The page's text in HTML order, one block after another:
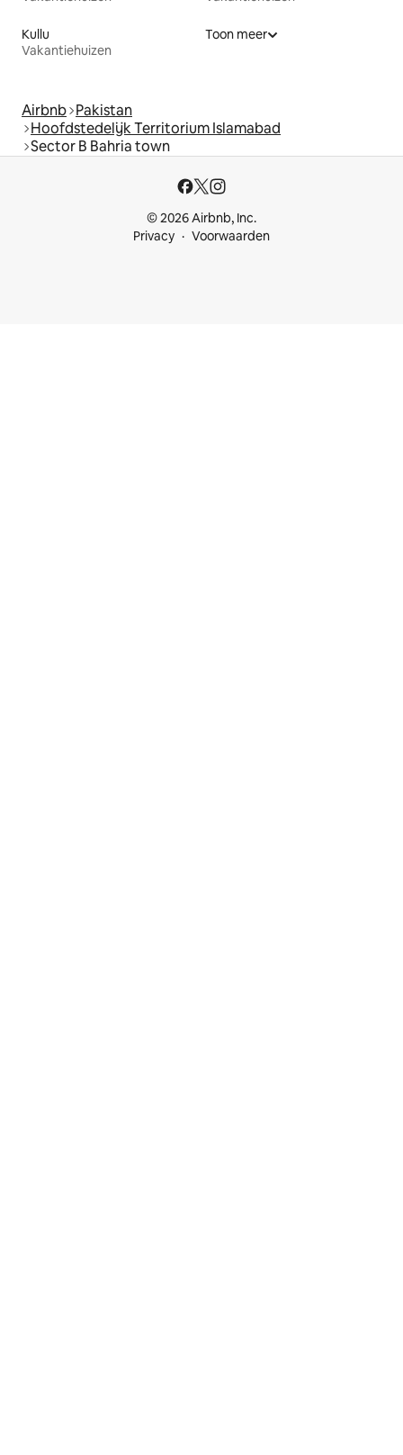
Kullu
Vakantiehuizen
Toon meer
Airbnb Pakistan
Hoofdstedelijk Territorium Islamabad
Sector B Bahria town
© 2026 Airbnb, Inc.
Privacy
Voorwaarden